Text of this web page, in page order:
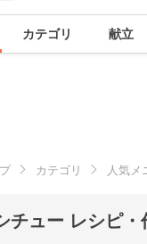
カテゴリ 献立
カテゴリ 人気メ
チュー レシピ・